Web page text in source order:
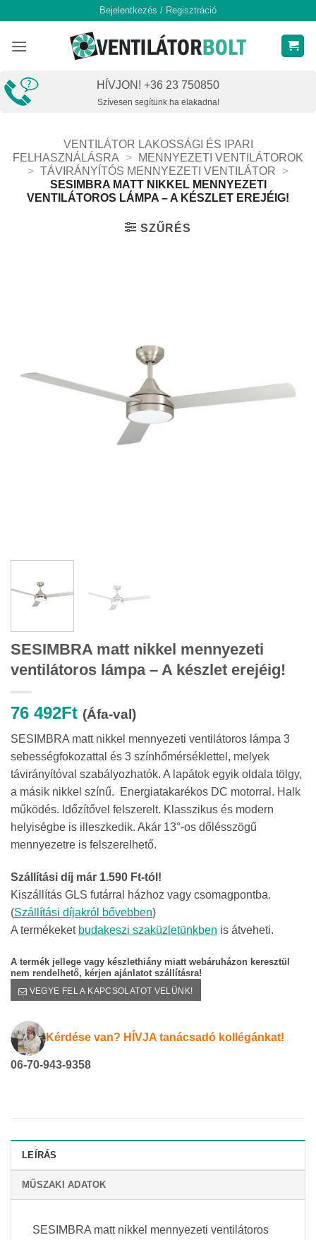
content
Bejelentkezés / Regisztráció
HÍVJON! +36 23 750850
Szívesen segítünk ha elakadna!
VENTILÁTOR LAKOSSÁGI ÉS IPARI
FELHASZNÁLÁSRA
>
MENNYEZETI VENTILÁTOROK
> TÁVIRÁNYÍTÓS MENNYEZETI VENTILÁTOR
>
SESIMBRA MATT NIKKEL MENNYEZETI
VENTILÁTOROS LÁMPA – A KÉSZLET EREJÉIG!
SZŰRÉS
SESIMBRA matt nikkel mennyezeti
ventilátoros lámpa – A készlet erejéig!
76 492Ft (Áfa-val)
SESIMBRA matt nikkel mennyezeti ventilátoros lámpa 3
sebességfokozattal és 3 színhőmérséklettel, melyek
távirányítóval szabályozhatók. A lapátok egyik oldala tölgy,
a másik nikkel színű. Energiatakarékos DC motorral. Halk
működés. Időzítővel felszerelt. Klasszikus és modern
helyiségbe is illeszkedik. Akár 13°-os dőlésszögű
mennyezetre is felszerelhető.
Szállítási díj már 1.590 Ft-tól!
Kiszállítás GLS futárral házhoz vagy csomagpontba.
(Szállítási díjakról bővebben)
A termékeket budakeszi szaküzletünkben is átveheti.
A termék jellege vagy készlethiány miatt webáruházon keresztül
nem rendelhető, kérjen ajánlatot szállításra!
VEGYE FEL A KAPCSOLATOT VELÜNK!
Kérdése van? HÍVJA tanácsadó kollégánkat!
06-70-943-9358
LEÍRÁS
MŰSZAKI ADATOK
SESIMBRA matt nikkel mennyezeti ventilátoros